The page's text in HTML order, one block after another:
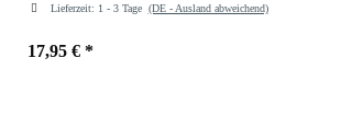
Lieferzeit: 1 - 3 Tage (DE - Ausland abweichend)
17,95 € *